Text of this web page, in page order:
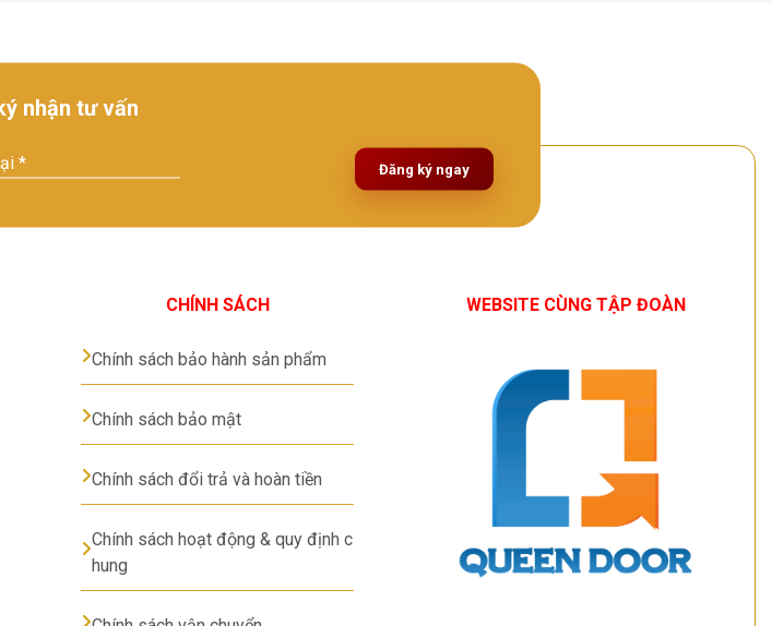
nhận tư vấn
Đăng ký ngay
CHÍNH SÁCH
Chính sách bảo hành sản phẩm
Chính sách bảo mật
Chính sách đổi trả và hoàn tiền
Chính sách hoạt động & quy định c
hung
WEBSITE CÙNG TẬP ĐOÀN